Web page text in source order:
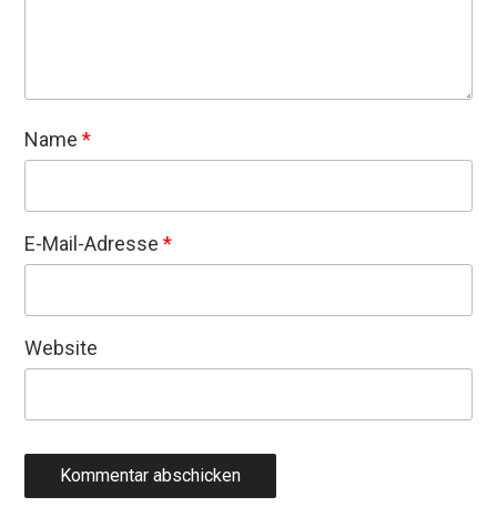
Name*
E-Mail-Adresse*
Website